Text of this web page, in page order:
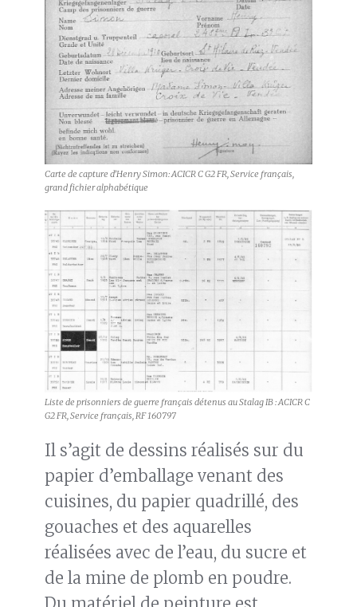
Carte de capture d’Henry Simon: ACICR C G2 FR, Service français,
grand fichier alphabétique
Liste de prisonniers de guerre français détenus au Stalag IB : ACICR C
G2 FR, Service français, RF 160797
Il s’agit de dessins réalisés sur du
papier d’emballage venant des
cuisines, du papier quadrillé, des
gouaches et des aquarelles
réalisées avec de l’eau, du sucre et
de la mine de plomb en poudre.